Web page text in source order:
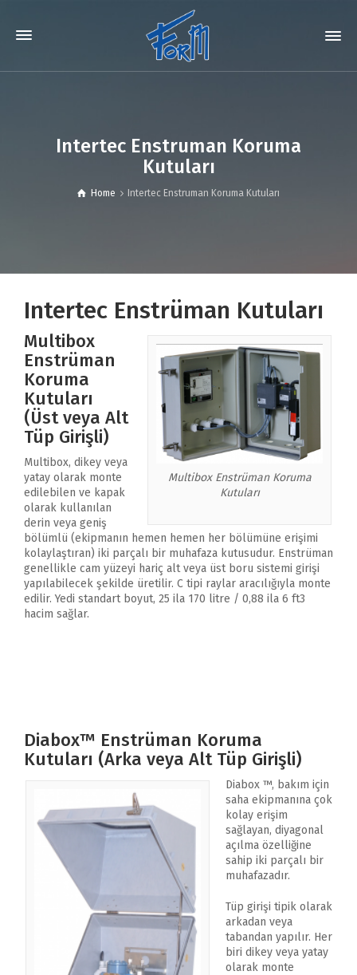
Intertec Enstruman Koruma
Kutuları
Home Intertec Enstruman Koruma Kutuları
Intertec Enstrüman Kutuları
Multibox Enstrüman Koruma
Kutuları
Multibox
Enstrüman
Koruma
Kutuları
(Üst veya Alt
Tüp Girişli)
Multibox, dikey veya
yatay olarak monte
edilebilen ve kapak
olarak kullanılan
derin veya geniş
bölümlü (ekipmanın hemen hemen her bölümüne erişimi
kolaylaştıran) iki parçalı bir muhafaza kutusudur. Enstrüman
genellikle cam yüzeyi hariç alt veya üst boru sistemi girişi
yapılabilecek şekilde üretilir. C tipi raylar aracılığıyla monte
edilir. Yedi standart boyut, 25 ila 170 litre / 0,88 ila 6 ft3
hacim sağlar.
Diabox™ Enstrüman Koruma
Kutuları (Arka veya Alt Tüp Girişli)
Diabox ™, bakım için
saha ekipmanına çok
kolay erişim
sağlayan, diyagonal
açılma özelliğine
sahip iki parçalı bir
muhafazadır.
Tüp girişi tipik olarak
arkadan veya
tabandan yapılır. Her
biri dikey veya yatay
olarak monte